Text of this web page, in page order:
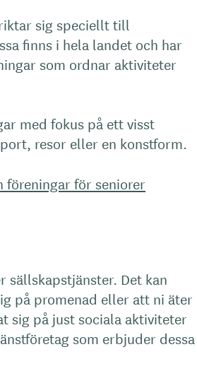
sig speciellt till
finns i hela landet och har
som ordnar aktiviteter
med fokus på ett visst
resor eller en konstform.
föreningar för seniorer
sällskapstjänster. Det kan
på promenad eller att ni äter
sig på just sociala aktiviteter
som erbjuder dessa